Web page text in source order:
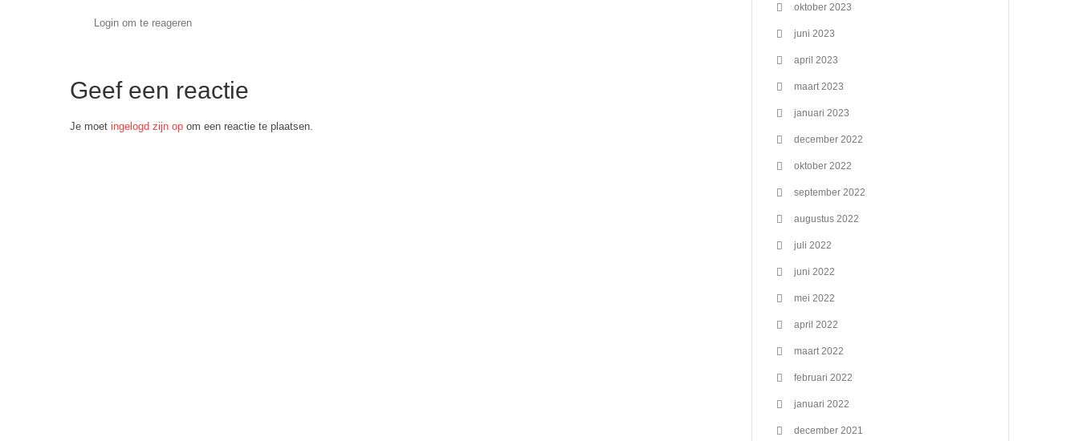
Login om te reageren
Geef een reactie
Je moet ingelogd zijn op om een reactie te plaatsen.
oktober 2023
juni 2023
april 2023
maart 2023
januari 2023
december 2022
oktober 2022
september 2022
augustus 2022
juli 2022
juni 2022
mei 2022
april 2022
maart 2022
februari 2022
januari 2022
december 2021